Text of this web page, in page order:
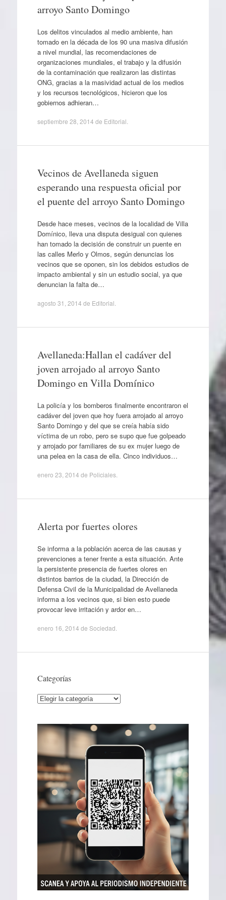
arroyo Santo Domingo
Los delitos vinculados al medio ambiente, han
tomado en la década de los 90 una masiva difusión
a nivel mundial, las recomendaciones de
organizaciones mundiales, el trabajo y la difusión
de la contaminación que realizaron las distintas
ONG, gracias a la masividad actual de los medios
y los recursos tecnológicos, hicieron que los
gobiernos adhieran…
septiembre 28, 2014 de Editorial
Vecinos de Avellaneda siguen
esperando una respuesta oficial por
el puente del arroyo Santo Domingo
Desde hace meses, vecinos de la localidad de Villa
Domínico, lleva una disputa desigual con quienes
han tomado la decisión de construir un puente en
las calles Merlo y Olmos, según denuncias los
vecinos que se oponen, sin los debidos estudios de
impacto ambiental y sin un estudio social, ya que
denuncian la falta de…
agosto 31, 2014 de Editorial
Avellaneda:Hallan el cadáver del
joven arrojado al arroyo Santo
Domingo en Villa Domínico
La policía y los bomberos finalmente encontraron el
cadáver del joven que hoy fuera arrojado al arroyo
Santo Domingo y del que se creía había sido
víctima de un robo, pero se supo que fue golpeado
y arrojado por familiares de su ex mujer luego de
una pelea en la casa de ella. Cinco individuos…
enero 23, 2014 de Policiales.
Alerta por fuertes olores
Se informa a la población acerca de las causas y
prevenciones a tener frente a esta situación. Ante
la persistente presencia de fuertes olores en
distintos barrios de la ciudad, la Dirección de
Defensa Civil de la Municipalidad de Avellaneda
informa a los vecinos que, si bien esto puede
provocar leve irritación y ardor en…
enero 16, 2014 de Sociedad
Categorías
Categorías